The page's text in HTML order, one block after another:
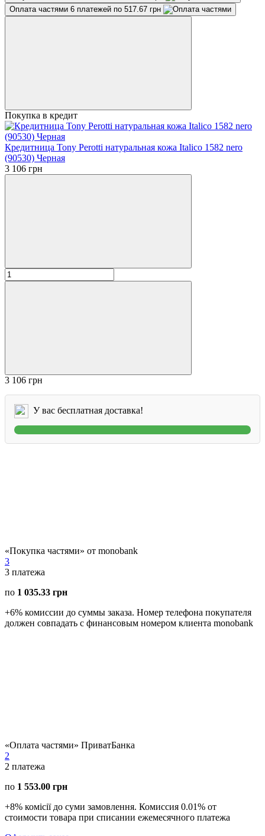
Оплата частями 6 платежей по 517.67 грн
Покупка в кредит
Кредитница Tony Perotti натуральная кожа Italico 1582 nero
(90530) Черная
3 106 грн
3 106 грн
У вас бесплатная доставка!
«Покупка частями» от monobank
3
3 платежа
по 1 035.33 грн
+6% комиссии до суммы заказа. Номер телефона покупателя
должен совпадать с финансовым номером клиента monobank
«Оплата частями» ПриватБанка
2
2 платежа
по 1 553.00 грн
+8% комісії до суми замовлення. Комиссия 0.01% от
стоимости товара при списании ежемесячного платежа